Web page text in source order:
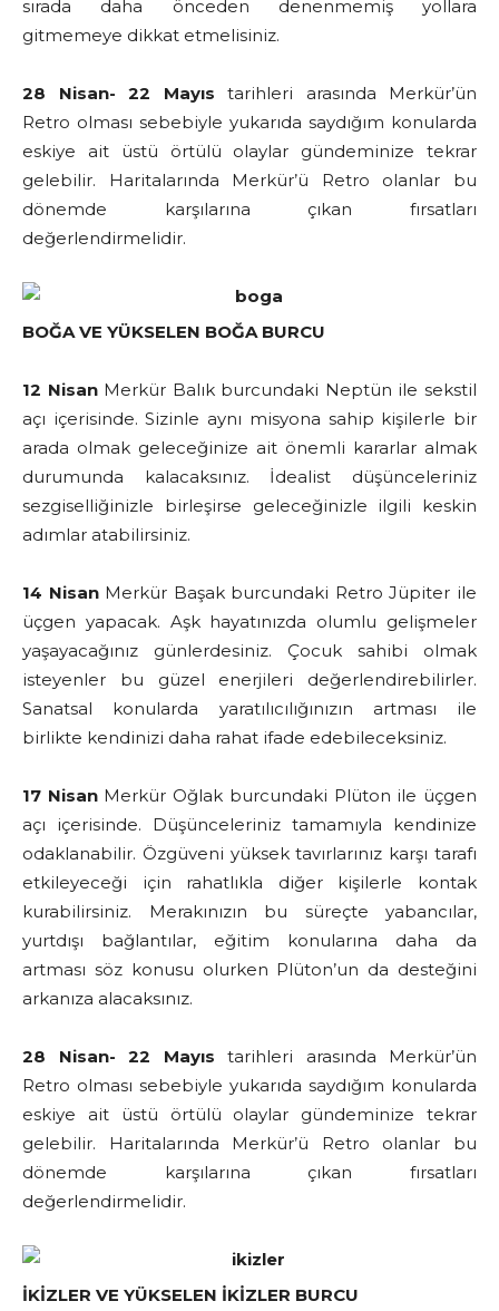
sırada daha önceden denenmemiş yollara
gitmemeye dikkat etmelisiniz.
28 Nisan- 22 Mayıs tarihleri arasında Merkür’ün
Retro olması sebebiyle yukarıda saydığım konularda
eskiye ait üstü örtülü olaylar gündeminize tekrar
gelebilir. Haritalarında Merkür’ü Retro olanlar bu
dönemde karşılarına çıkan fırsatları
değerlendirmelidir.
BOĞA VE YÜKSELEN BOĞA BURCU
12 NisanMerkür Balık burcundaki Neptün ile sekstil
açı içerisinde. Sizinle aynı misyona sahip kişilerle bir
arada olmak geleceğinize ait önemli kararlar almak
durumunda kalacaksınız. İdealist düşünceleriniz
sezgiselliğinizle birleşirse geleceğinizle ilgili keskin
adımlar atabilirsiniz.
14 NisanMerkür Başak burcundaki Retro Jüpiter ile
üçgen yapacak. Aşk hayatınızda olumlu gelişmeler
yaşayacağınız günlerdesiniz. Çocuk sahibi olmak
isteyenler bu güzel enerjileri değerlendirebilirler.
Sanatsal konularda yaratılıcılığınızın artması ile
birlikte kendinizi daha rahat ifade edebileceksiniz.
17 NisanMerkür Oğlak burcundaki Plüton ile üçgen
açı içerisinde. Düşünceleriniz tamamıyla kendinize
odaklanabilir. Özgüveni yüksek tavırlarınız karşı tarafı
etkileyeceği için rahatlıkla diğer kişilerle kontak
kurabilirsiniz. Merakınızın bu süreçte yabancılar,
yurtdışı bağlantılar, eğitim konularına daha da
artması söz konusu olurken Plüton’un da desteğini
arkanıza alacaksınız.
28 Nisan- 22 Mayıs tarihleri arasında Merkür’ün
Retro olması sebebiyle yukarıda saydığım konularda
eskiye ait üstü örtülü olaylar gündeminize tekrar
gelebilir. Haritalarında Merkür’ü Retro olanlar bu
dönemde karşılarına çıkan fırsatları
değerlendirmelidir.
İKİZLER VE YÜKSELEN İKİZLER BURCU